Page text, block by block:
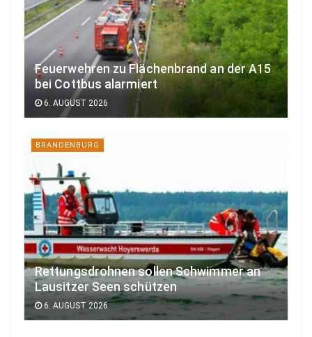
Feuerwehren zu Flächenbrand an der A15
bei Cottbus alarmiert
6. AUGUST 2026
BRANDENBURG
Rettungsdrohnen sollen Schwimmer an
Lausitzer Seen schützen
6. AUGUST 2026